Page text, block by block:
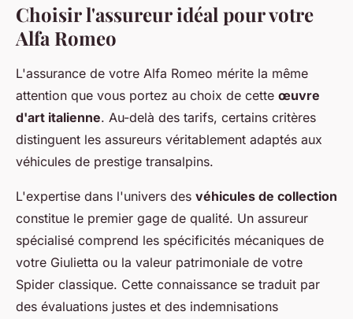
Choisir l'assureur idéal pour votre
Alfa Romeo
L'assurance de votre Alfa Romeo mérite la même
attention que vous portez au choix de cette œuvre
d'art italienne. Au-delà des tarifs, certains critères
distinguent les assureurs véritablement adaptés aux
véhicules de prestige transalpins.
L'expertise dans l'univers des véhicules de collection
constitue le premier gage de qualité. Un assureur
spécialisé comprend les spécificités mécaniques de
votre Giulietta ou la valeur patrimoniale de votre
Spider classique. Cette connaissance se traduit par
des évaluations justes et des indemnisations